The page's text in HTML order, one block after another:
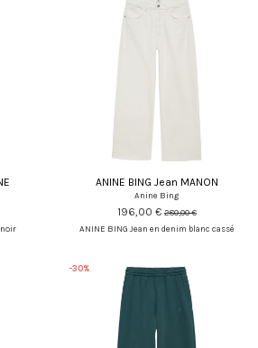
noir
ANINE BING Jean MANON
Anine Bing
196,00 €280,00 €
ANINE BING Jean en denim blanc cassé
-30%